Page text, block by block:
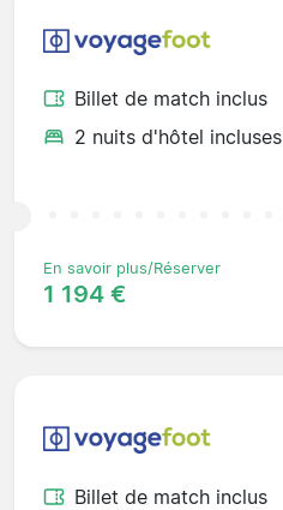
Billet de match inclus
2 nuits d'hôtel incluses
En savoir plus/Réserver
1 194 €
Billet de match inclus